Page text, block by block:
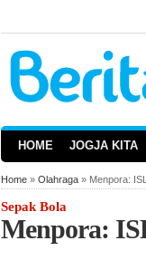
HOME JOGJA KITA
Home » Olahraga » Menpora:
Sepak Bola
Menpora: